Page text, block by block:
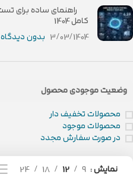
کامل 1404
3/03/1404 بدون دیدگاه
وضعیت موجودی محصول
محصولات تخفیف دار
محصولات موجود
در صورت سفارش مجدد
نمایش 9
12
18
24